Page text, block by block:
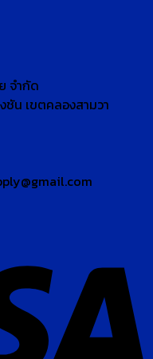
จำกัด
น เขตคลองสามวา